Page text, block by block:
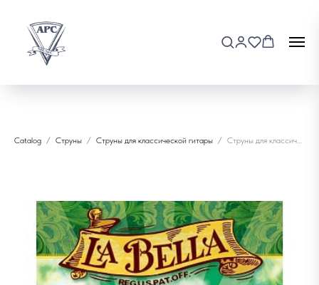
Catalog Струны Струны для классической гитары Струны для классической гитары La Bella Elite 427